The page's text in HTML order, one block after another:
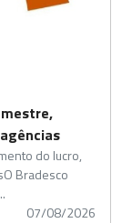
do lucro,
Bradesco
07/08/2026